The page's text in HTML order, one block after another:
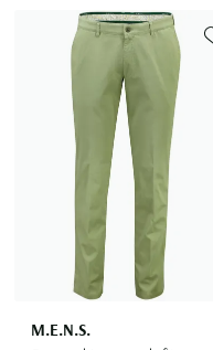
M.E.N.S.